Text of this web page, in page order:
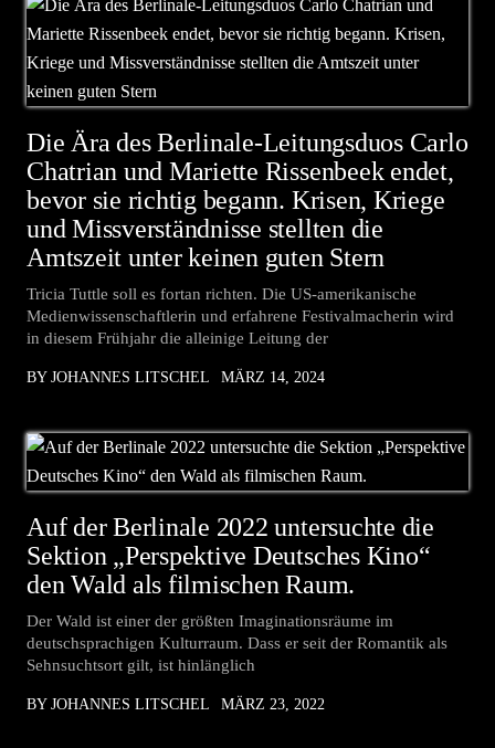
Die Ära des Berlinale-Leitungsduos Carlo
Chatrian und Mariette Rissenbeek endet,
bevor sie richtig begann. Krisen, Kriege
und Missverständnisse stellten die
Amtszeit unter keinen guten Stern
Tricia Tuttle soll es fortan richten. Die US-amerikanische
Medienwissenschaftlerin und erfahrene Festivalmacherin wird
in diesem Frühjahr die alleinige Leitung der
BY JOHANNES LITSCHEL MÄRZ 14, 2024
Auf der Berlinale 2022 untersuchte die
Sektion „Perspektive Deutsches Kino“
den Wald als filmischen Raum.
Der Wald ist einer der größten Imaginationsräume im
deutschsprachigen Kulturraum. Dass er seit der Romantik als
Sehnsuchtsort gilt, ist hinlänglich
BY JOHANNES LITSCHEL MÄRZ 23, 2022